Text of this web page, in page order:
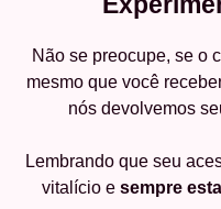
Não se preocupe, se o
mesmo que você
nós devolvemos
Lembrando que seu
vitalício e sempre